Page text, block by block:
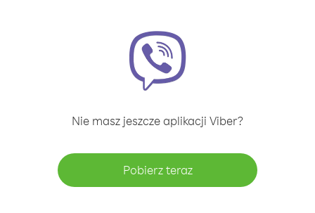
Nie masz jeszcze aplikacji Viber?
Pobierz teraz